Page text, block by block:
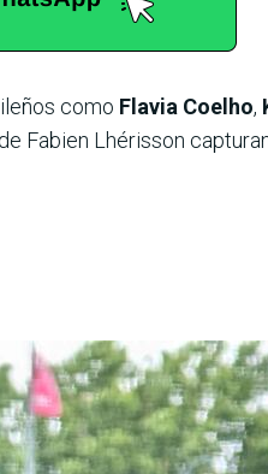
como Flavia Coelho,
Fabien Lhérisson